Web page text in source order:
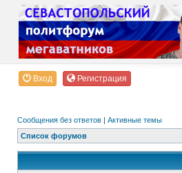
Вход Регистрация
Сообщения без ответов | Активные темы
Список форумов